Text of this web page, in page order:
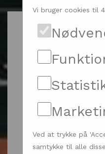
Vi bruger cookies til
Ved at trykke på
samtykke til alle